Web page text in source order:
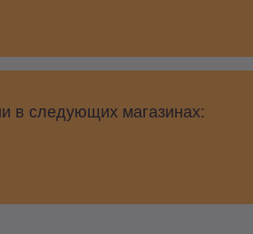
в следующих магазинах: